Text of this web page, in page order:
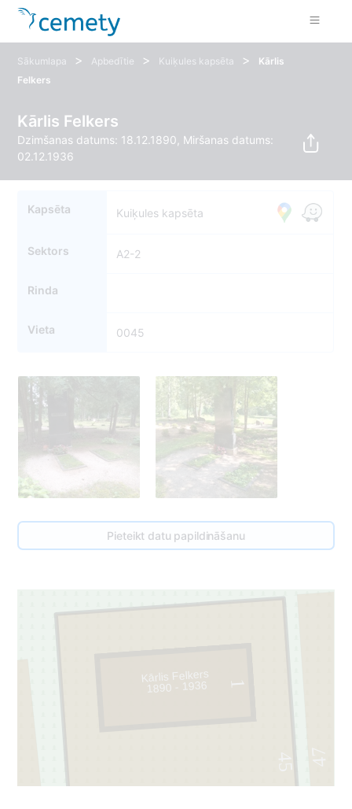
Sākumlapa > Apbedītie > Kuiķules kapsēta >
Kārlis
Felkers
Kārlis Felkers
Dzimšanas datums: 18.12.1890, Miršanas datums:
02.12.1936
Kapsēta Kuiķules kapsēta
Sektors A2-2
Rinda
Vieta 0045
Pieteikt datu papildināšanu
45 47
1
Kārlis Felkers
1890 - 1936